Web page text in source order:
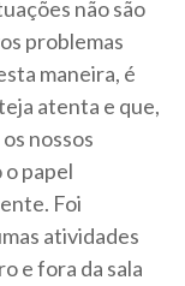
não são
problemas
maneira, é
atenta e que,
nossos
papel
Foi
atividades
e fora da sala